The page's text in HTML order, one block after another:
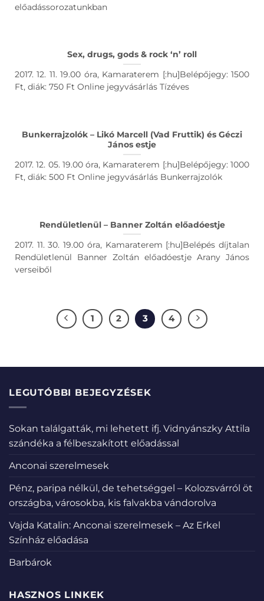
előadássorozatunkban
Sex, drugs, gods & rock ‘n’ roll
2017. 12. 11. 19.00 óra, Kamaraterem [:hu]Belépőjegy: 1500
Ft, diák: 750 Ft Online jegyvásárlás Tízéves
Bunkerrajzolók – Likó Marcell (Vad Fruttik) és Géczi
János estje
2017. 12. 05. 19.00 óra, Kamaraterem [:hu]Belépőjegy: 1000
Ft, diák: 500 Ft Online jegyvásárlás Bunkerrajzolók
Rendületlenül – Banner Zoltán előadóestje
2017. 11. 30. 19.00 óra, Kamaraterem [:hu]Belépés díjtalan
Rendületlenül Banner Zoltán előadóestje Arany János
verseiből
1 2 3 4
LEGUTÓBBI BEJEGYZÉSEK
Sokan találgatták, mi lehetett ifj. Vidnyánszky Attila
szándéka a félbeszakított előadással
Anconai szerelmesek
Pénz, paripa nélkül, de tehetséggel – Kolozsvárról öt
országba, városokba, kis falvakba vándorolva
Vajda Katalin: Anconai szerelmesek – Az Erkel
Színház előadása
Barbárok
HASZNOS LINKEK